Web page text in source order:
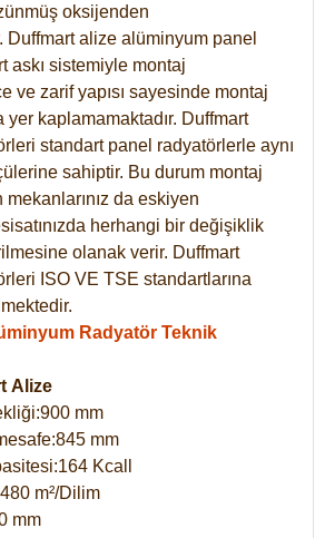
oksijenden
Duffmart alize alüminyum panel
askı sistemiyle montaj
ve zarif yapısı sayesinde montaj
yer kaplamamaktadır. Duffmart
standart panel radyatörlerle aynı
sahiptir. Bu durum montaj
mekanlarınız da eskiyen
herhangi bir değişiklik
olanak verir. Duffmart
ISO VE TSE standartlarına
Radyatör Teknik
Alize
mm
mm
Kcall
m²/Dilim
mm